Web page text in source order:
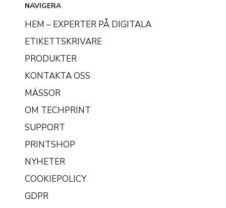
NAVIGERA
HEM – EXPERTER PÅ DIGITALA
ETIKETTSKRIVARE
PRODUKTER
KONTAKTA OSS
MÄSSOR
OM TECHPRINT
SUPPORT
PRINTSHOP
NYHETER
COOKIEPOLICY
GDPR